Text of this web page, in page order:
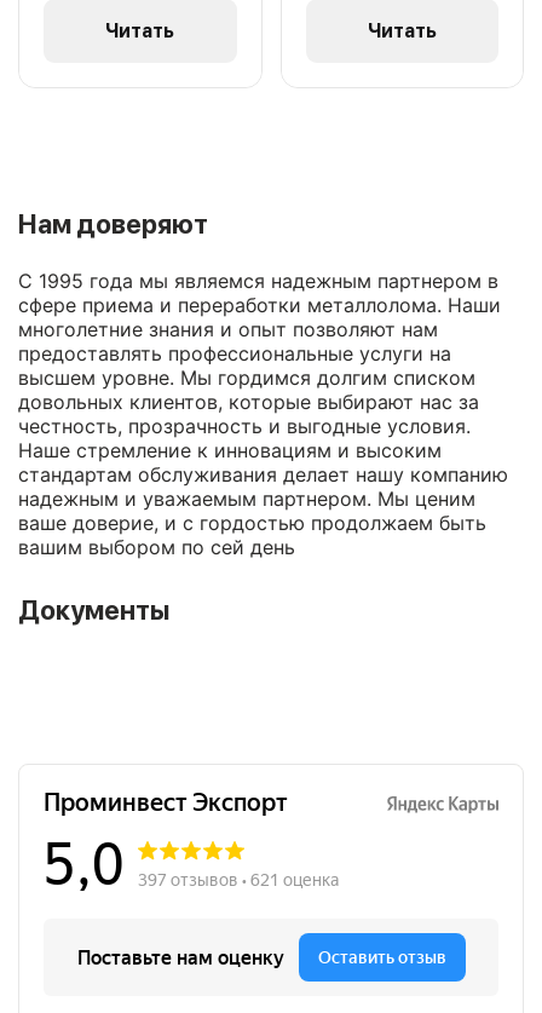
Читать
Читать
Нам доверяют
С 1995 года мы являемся надежным партнером в
сфере приема и переработки металлолома. Наши
многолетние знания и опыт позволяют нам
предоставлять профессиональные услуги на
высшем уровне. Мы гордимся долгим списком
довольных клиентов, которые выбирают нас за
честность, прозрачность и выгодные условия.
Наше стремление к инновациям и высоким
стандартам обслуживания делает нашу компанию
надежным и уважаемым партнером. Мы ценим
ваше доверие, и с гордостью продолжаем быть
вашим выбором по сей день
Документы